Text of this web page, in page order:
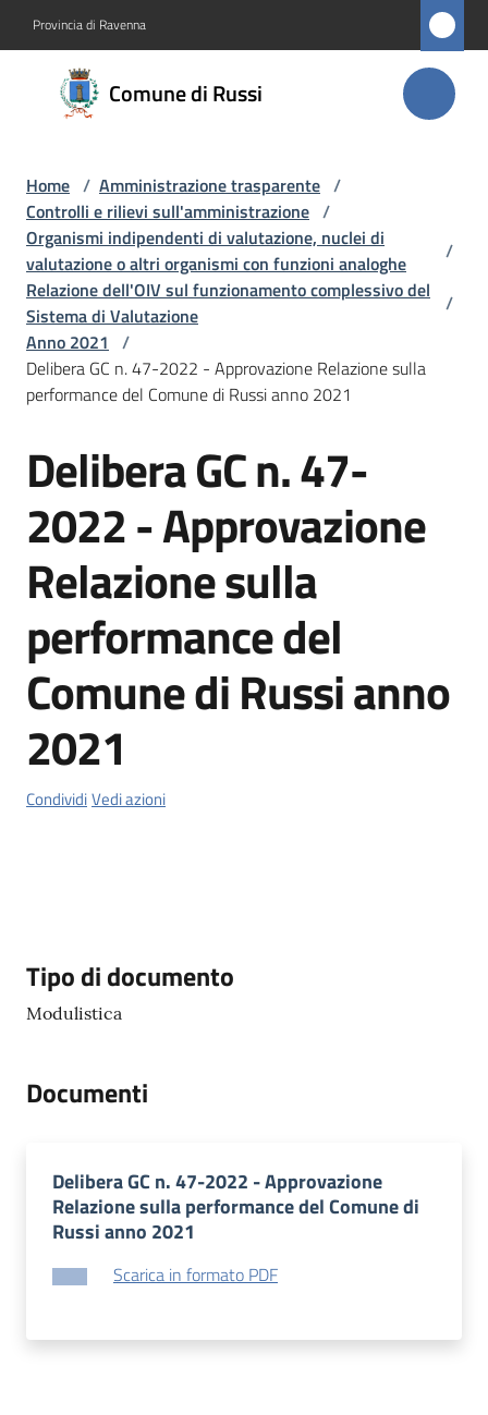
Provincia di Ravenna
Comune di Russi
Comune
di Russi
Amministrazione
Menu selezionato
Novità
Servizi
Vivere
Russi
Orari
uffici
Segnalazioni
Tutti
gli
argomenti
Home / Amministrazione trasparente /
Controlli e rilievi sull'amministrazione /
Organismi indipendenti di valutazione, nuclei di
valutazione o altri organismi con funzioni analoghe
/
Relazione dell'OIV sul funzionamento complessivo del
Sistema di Valutazione
/
Anno 2021 /
Delibera GC n. 47-2022 - Approvazione Relazione sulla
performance del Comune di Russi anno 2021
Salta al contenuto
Delibera GC n. 47-
2022 - Approvazione
Relazione sulla
performance del
Comune di Russi anno
2021
CondividiVedi azioni
Descrizione
Tipo di documento
Modulistica
Documenti
Delibera GC n. 47-2022 - Approvazione
Relazione sulla performance del Comune di
Russi anno 2021
Scarica in formato PDF